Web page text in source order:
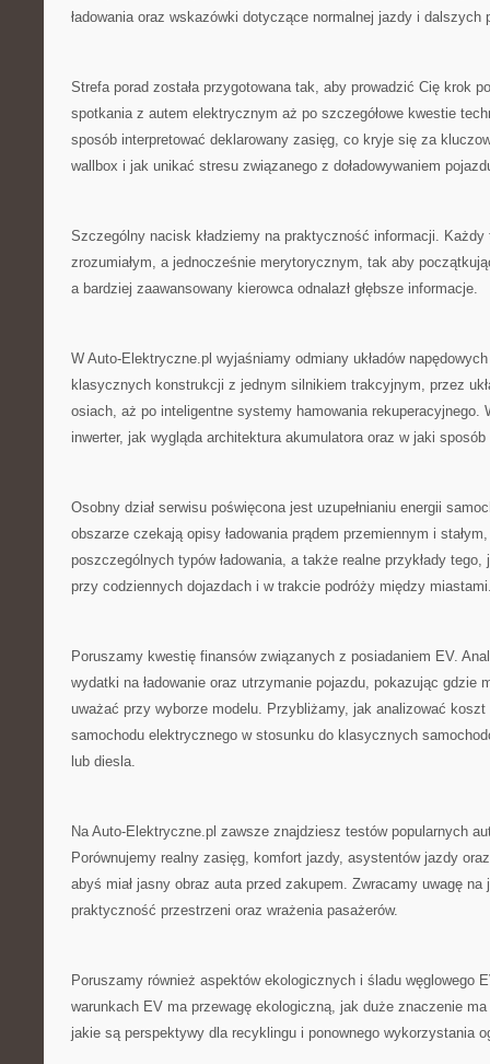
ładowania oraz wskazówki dotyczące normalnej jazdy i dalszych
Strefa porad została przygotowana tak, aby prowadzić Cię krok
spotkania z autem elektrycznym aż po szczegółowe kwestie
sposób interpretować deklarowany zasięg, co kryje się za
wallbox i jak unikać stresu związanego z doładowywaniem
Szczególny nacisk kładziemy na praktyczność informacji.
zrozumiałym, a jednocześnie merytorycznym, tak aby
a bardziej zaawansowany kierowca odnalazł głębsze informacje.
W Auto-Elektryczne.pl wyjaśniamy odmiany układów
klasycznych konstrukcji z jednym silnikiem trakcyjnym, przez
osiach, aż po inteligentne systemy hamowania rekuperacyjnego.
inwerter, jak wygląda architektura akumulatora oraz w jaki
Osobny dział serwisu poświęcona jest uzupełnianiu energii
obszarze czekają opisy ładowania prądem przemiennym i
poszczególnych typów ładowania, a także realne przykłady tego,
przy codziennych dojazdach i w trakcie podróży między
Poruszamy kwestię finansów związanych z posiadaniem EV.
wydatki na ładowanie oraz utrzymanie pojazdu, pokazując gdzie
uważać przy wyborze modelu. Przybliżamy, jak analizować
samochodu elektrycznego w stosunku do klasycznych
lub diesla.
Na Auto-Elektryczne.pl zawsze znajdziesz testów popularnych
Porównujemy realny zasięg, komfort jazdy, asystentów jazdy
abyś miał jasny obraz auta przed zakupem. Zwracamy uwagę
praktyczność przestrzeni oraz wrażenia pasażerów.
Poruszamy również aspektów ekologicznych i śladu węglowego
warunkach EV ma przewagę ekologiczną, jak duże znaczenie
jakie są perspektywy dla recyklingu i ponownego wykorzystania